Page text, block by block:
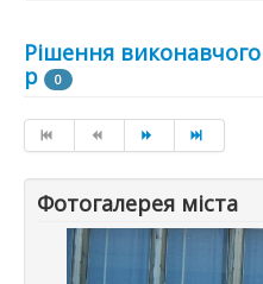
Рішення виконавчого
р
0
Фотогалерея міста